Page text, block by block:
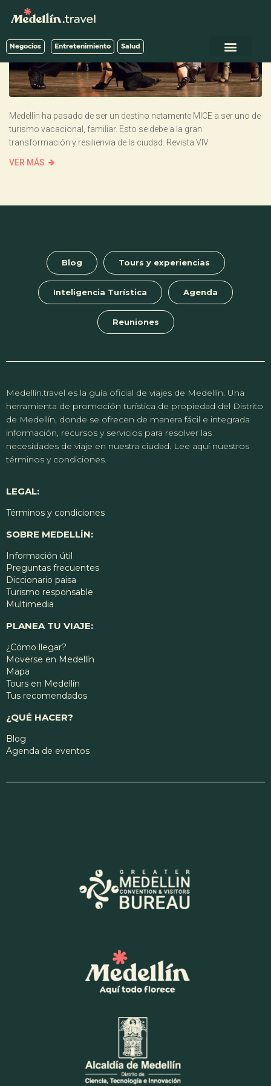
Negocios Entretenimiento Salud
Medellín ha pasado de ser un destino netamente MICE a ser uno de
turismo vacacional, familiar. Esto se debe a la gran
transformación y resilienvia de la ciudad. Revista VIV
VER MÁS
Blog Tours y experiencias
Inteligencia Turística Agenda
Reuniones
Medellín.travel es la guía oficial de viajes de Medellín. Una
herramienta de promoción turística de propiedad del Distrito
de Medellín, donde se ofrecen de manera fácil e integrada
información, recursos y servicios para resolver las
necesidades de viaje en nuestra ciudad. Lee aquí nuestros
términos y condiciones.
LEGAL:
Términos y condiciones
SOBRE MEDELLÍN:
Información útil
Preguntas frecuentes
Diccionario paisa
Turismo responsable
Multimedia
PLANEA TU VIAJE:
¿Cómo llegar?
Moverse en Medellín
Mapa
Tours en Medellín
Tus recomendados
¿QUÉ HACER?
Blog
Agenda de eventos